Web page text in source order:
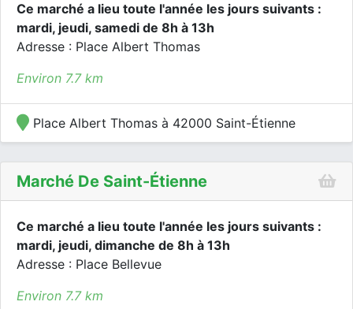
Ce marché a lieu toute l'année les jours suivants :
mardi, jeudi, samedi de 8h à 13h
Adresse : Place Albert Thomas
Environ 7.7 km
Place Albert Thomas à 42000 Saint-Étienne
Marché De Saint-Étienne
Ce marché a lieu toute l'année les jours suivants :
mardi, jeudi, dimanche de 8h à 13h
Adresse : Place Bellevue
Environ 7.7 km